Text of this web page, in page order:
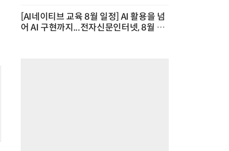
[AI네이티브 교육 8월 일정] AI 활용을 넘
어 AI 구현까지...전자신문인터넷, 8월 실